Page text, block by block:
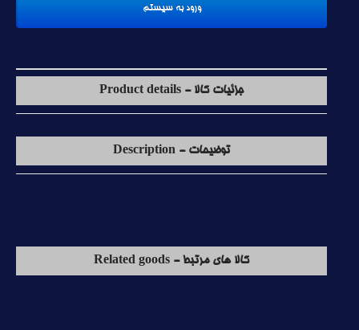
جزئیات کالا - Product details
توضیحات - Description
کالا های مرتبط - Related goods